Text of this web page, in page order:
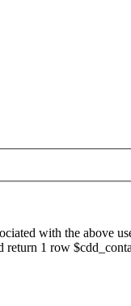
with the
1 row